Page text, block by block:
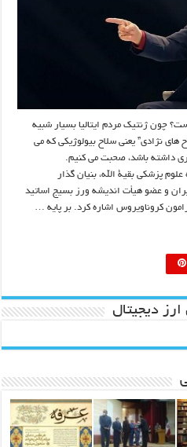
است؟ چون ژنتیک مردم ایتالیا بسیار شبیه
های نژادی” یعنی سلاح بیولوژیکی که می
داشته باشد، صحبت می کنیم.
پزشکی بقیة الله، بنیان گذار
و عضو هیأت اندیشه ورز بسیج اساتید
کروناویروس اشاره کرد. بر پایه …
دیجیتال